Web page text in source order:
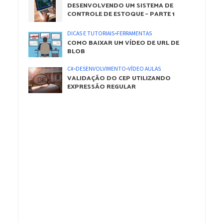
DESENVOLVENDO UM SISTEMA DE
CONTROLE DE ESTOQUE – PARTE 1
DICAS E TUTORIAIS•FERRAMENTAS
COMO BAIXAR UM VÍDEO DE URL DE
BLOB
C#•DESENVOLVIMENTO•VÍDEO AULAS
VALIDAÇÃO DO CEP UTILIZANDO
EXPRESSÃO REGULAR